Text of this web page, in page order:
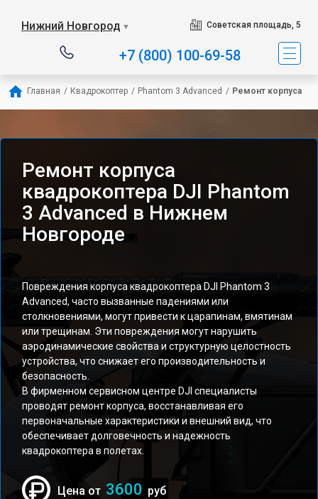
Нижний Новгород ▼ Советская площадь, 5
+7 (800) 100-69-58
Главная / Квадрокоптер / Phantom 3 Advanced / Ремонт корпуса
Ремонт корпуса
квадрокоптера DJI Phantom
3 Advanced в Нижнем
Новгороде
Повреждения корпуса квадрокоптера DJI Phantom 3
Advanced, часто вызванные падениями или
столкновениями, могут привести к царапинам, вмятинам
или трещинам. Эти повреждения могут нарушить
аэродинамические свойства и структурную целостность
устройства, что снижает его производительность и
безопасность.
В фирменном сервисном центре DJI специалисты
проводят ремонт корпуса, восстанавливая его
первоначальные характеристики и внешний вид, что
обеспечивает долговечность и надежность
квадрокоптера в полетах.
Цена от 3600 руб